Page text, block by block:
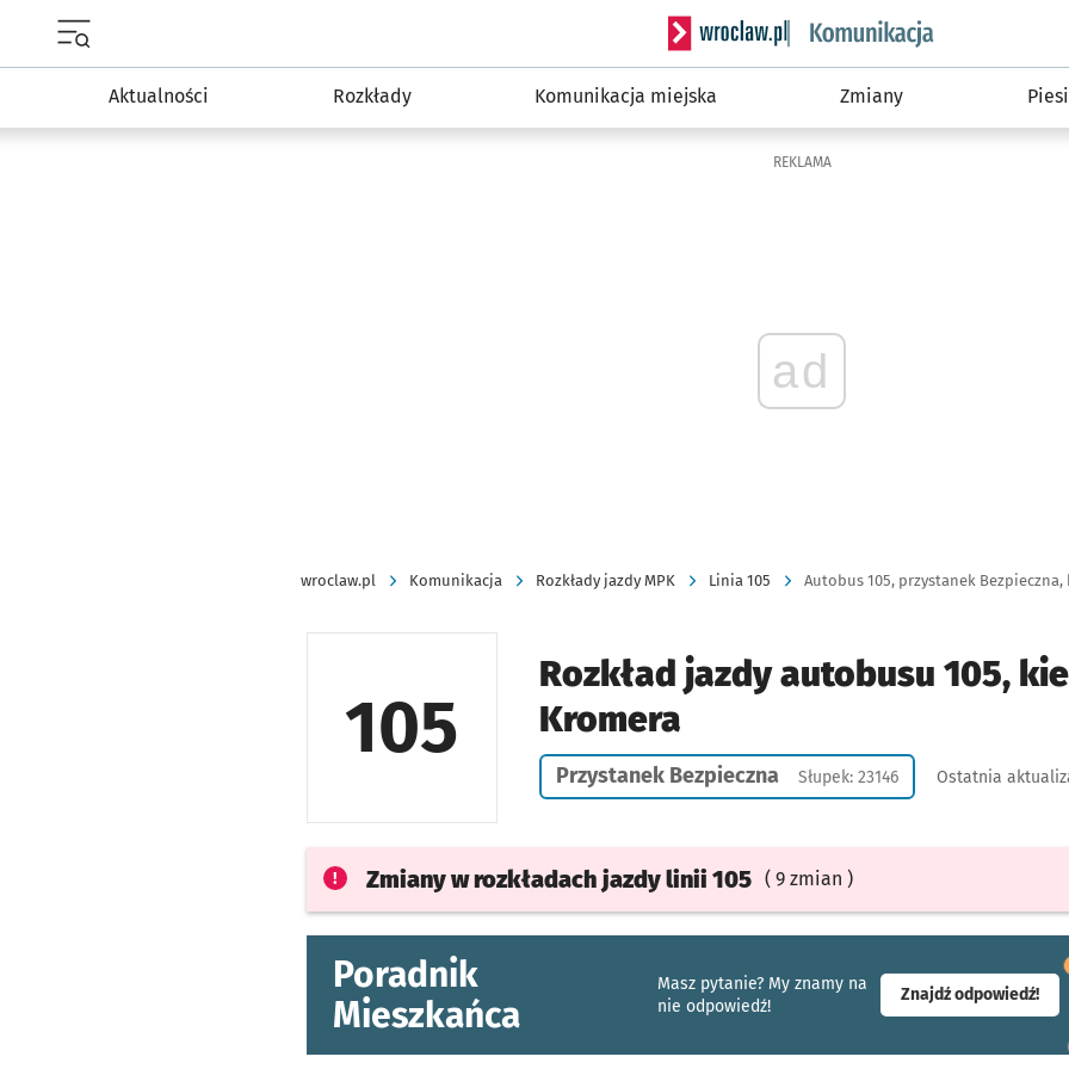
Serwis informacyjny wroclaw.pl podserwis:
Aktualności Rozkłady Komunikacja miejska Zmiany Piesi
REKLAMA
ad
wroclaw.pl Komunikacja Rozkłady jazdy MPK Linia 105 Autobus 105, przystanek
105
Rozkład jazdy autobusu 105,
Kromera
Przystanek Bezpieczna Słupek: 23146 Ostatnia
Zmiany w rozkładach jazdylinii 105 ( 9 zmian )
Poradnik
Mieszkańca
Masz pytanie? My znamy na
nie odpowiedź!
Znajdź odpowiedź!-